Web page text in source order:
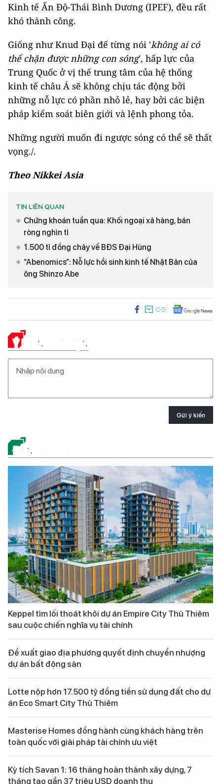
Kinh tế Ấn Độ-Thái Bình Dương (IPEF), đều rất
khó thành công.
Giống như Knud Đại đế từng nói 'không ai có
thể chặn được những con sóng', hấp lực của
Trung Quốc ở vị thế trung tâm của hệ thống
kinh tế châu Á sẽ không chịu tác động bởi
những nỗ lực có phần nhỏ lẻ, hay bởi các biện
pháp kiểm soát biên giới và lệnh phong tỏa.
Những người muốn đi ngược sóng có thể sẽ thất
vọng./.
Theo Nikkei Asia
TIN LIÊN QUAN
Chứng khoán tuần qua: Khối ngoại xả hàng, bán
ròng nghìn tỉ
1.500 tỉ đồng chảy về BĐS Đại Hùng
“Abenomics”: Nỗ lực hồi sinh kinh tế Nhật Bản của
ông Shinzo Abe
Ý KIẾN CỦA BẠN
Gửi ý kiến
ĐỪNG BỎ LỠ
Keppel tìm lối thoát khỏi dự án Empire City Thủ Thiêm
sau cuộc chiến nghĩa vụ tài chính
Đề xuất giao địa phương quyết định chuyển nhượng
dự án bất động sản
Lotte nộp hơn 17.500 tỷ đồng tiền sử dụng đất cho dự
án Eco Smart City Thủ Thiêm
Masterise Homes đồng hành cùng khách hàng trên
toàn quốc với giải pháp tài chính ưu việt
Kỳ tích Savan 1: 16 tháng hoàn thành xây dựng, 7
tháng tạo gần 37 triệu USD doanh thu